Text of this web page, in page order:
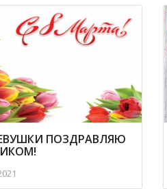
ПОЗДРАВЛЯЮ